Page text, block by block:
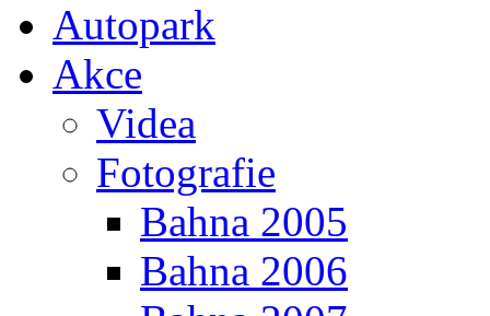
Autopark
Akce
Videa
Fotografie
Bahna 2005
Bahna 2006